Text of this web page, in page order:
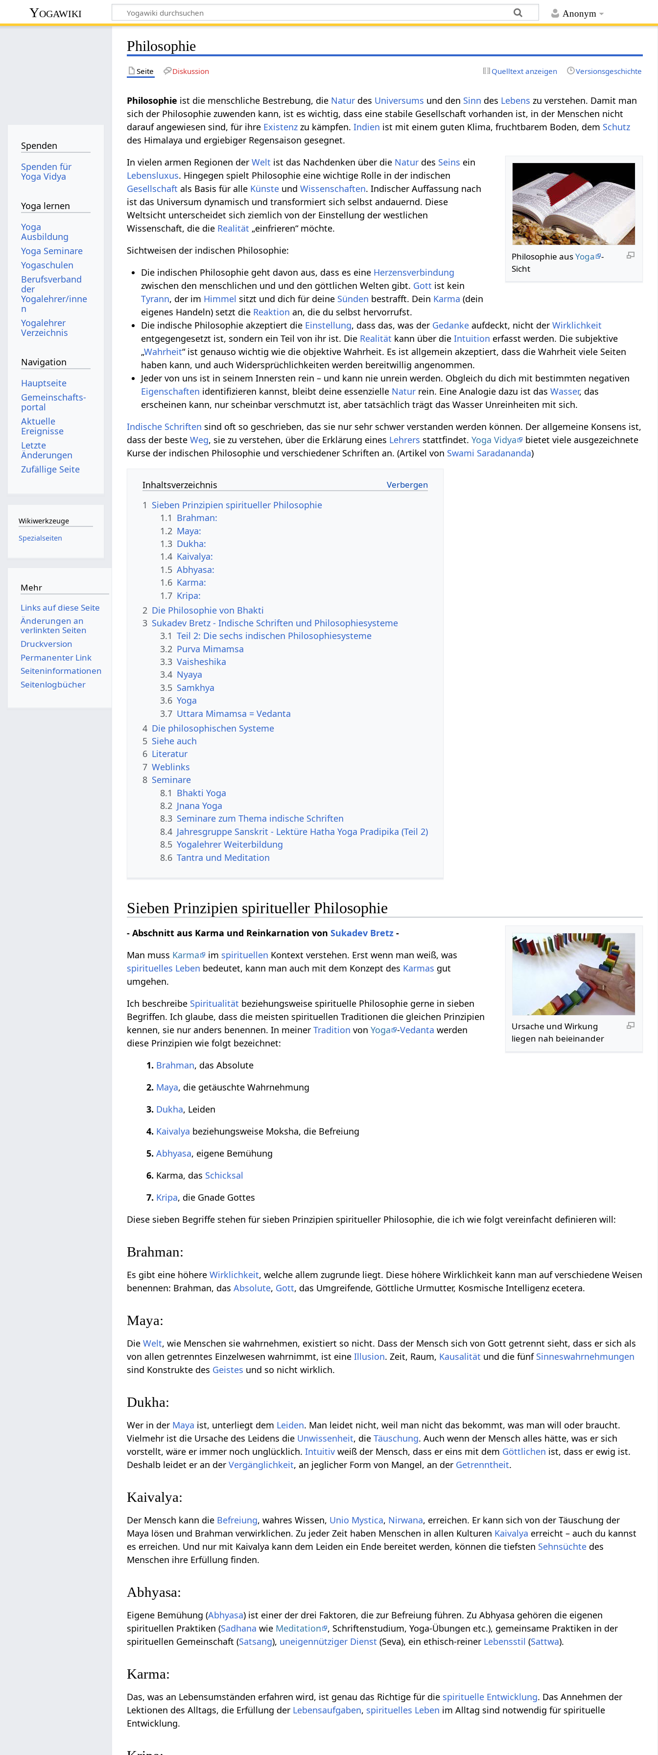
Anonym
Yogawiki
Philosophie
Seite Diskussion Quelltext anzeigen Versionsgeschichte
Philosophie ist die menschliche Bestrebung, die Natur des Universums und den Sinn des Lebens zu verstehen. Damit man
sich der Philosophie zuwenden kann, ist es wichtig, dass eine stabile Gesellschaft vorhanden ist, in der Menschen nicht
darauf angewiesen sind, für ihre Existenz zu kämpfen.Indien ist mit einem guten Klima, fruchtbarem Boden, dem Schutz
des Himalaya und ergiebiger Regensaison gesegnet.
Philosophie ausYoga
-
Sicht
In vielen armen Regionen derWelt ist das Nachdenken über die Natur des Seins ein
Lebensluxus. Hingegen spielt Philosophie eine wichtige Rolle in der indischen
Gesellschaft als Basis für alle Künste undWissenschaften. Indischer Auffassung nach
ist das Universum dynamisch und transformiert sich selbst andauernd. Diese
Weltsicht unterscheidet sich ziemlich von der Einstellung der westlichen
Wissenschaft, die die Realität „einfrieren“ möchte.
Sichtweisen der indischen Philosophie:
Die indischen Philosophie geht davon aus, dass es eine Herzensverbindung
zwischen den menschlichen und und den göttlichen Welten gibt. Gott ist kein
Tyrann, der im Himmel sitzt und dich für deine Sünden bestrafft. Dein Karma (dein
eigenes Handeln) setzt die Reaktion an, die du selbst hervorrufst.
Die indische Philosophie akzeptiert die Einstellung, dass das, was der Gedanke aufdeckt, nicht derWirklichkeit
entgegengesetzt ist, sondern ein Teil von ihr ist. Die Realität kann über dieIntuition erfasst werden. Die subjektive
„Wahrheit“ ist genauso wichtig wie die objektive Wahrheit. Es ist allgemein akzeptiert, dass die Wahrheit viele Seiten
haben kann, und auch Widersprüchlichkeiten werden bereitwillig angenommen.
Jeder von uns ist in seinem Innersten rein – und kann nie unrein werden. Obgleich du dich mit bestimmten negativen
Eigenschaften identifizieren kannst, bleibt deine essenzielle Natur rein. Eine Analogie dazu ist dasWasser, das
erscheinen kann, nur scheinbar verschmutzt ist, aber tatsächlich trägt das Wasser Unreinheiten mit sich.
Indische Schriften sind oft so geschrieben, das sie nur sehr schwer verstanden werden können. Der allgemeine Konsens ist,
dass der besteWeg, sie zu verstehen, über die Erklärung eines Lehrers stattfindet.Yoga Vidya
bietet viele ausgezeichnete
Kurse der indischen Philosophie und verschiedener Schriften an. (Artikel von Swami Saradananda)
Inhaltsverzeichnis
1 Sieben Prinzipien spiritueller Philosophie
1.1 Brahman:
1.2 Maya:
1.3 Dukha:
1.4 Kaivalya:
1.5 Abhyasa:
1.6 Karma:
1.7 Kripa:
2 Die Philosophie von Bhakti
3 Sukadev Bretz - Indische Schriften und Philosophiesysteme
3.1 Teil 2: Die sechs indischen Philosophiesysteme
3.2 Purva Mimamsa
3.3 Vaisheshika
3.4 Nyaya
3.5 Samkhya
3.6 Yoga
3.7 Uttara Mimamsa = Vedanta
4 Die philosophischen Systeme
5 Siehe auch
6 Literatur
7 Weblinks
8 Seminare
8.1 Bhakti Yoga
8.2 Jnana Yoga
8.3 Seminare zum Thema indische Schriften
8.4 Jahresgruppe Sanskrit - Lektüre Hatha Yoga Pradipika (Teil 2)
8.5 Yogalehrer Weiterbildung
8.6 Tantra und Meditation
Sieben Prinzipien spiritueller Philosophie
Ursache und Wirkung
liegen nah beieinander
- Abschnitt aus Karma und Reinkarnation vonSukadev Bretz -
Man muss Karma im spirituellen Kontext verstehen. Erst wenn man weiß, was
spirituelles Leben bedeutet, kann man auch mit dem Konzept des Karmas gut
umgehen.
Ich beschreibe Spiritualität beziehungsweise spirituelle Philosophie gerne in sieben
Begriffen. Ich glaube, dass die meisten spirituellen Traditionen die gleichen Prinzipien
kennen, sie nur anders benennen. In meinerTradition vonYoga -Vedanta werden
diese Prinzipien wie folgt bezeichnet:
1. Brahman, das Absolute
2. Maya, die getäuschte Wahrnehmung
3. Dukha, Leiden
4. Kaivalya beziehungsweise Moksha, die Befreiung
5. Abhyasa, eigene Bemühung
6. Karma, das Schicksal
7. Kripa, die Gnade Gottes
Diese sieben Begriffe stehen für sieben Prinzipien spiritueller Philosophie, die ich wie folgt vereinfacht definieren will:
Brahman:
Es gibt eine höhereWirklichkeit, welche allem zugrunde liegt. Diese höhere Wirklichkeit kann man auf verschiedene Weisen
benennen: Brahman, dasAbsolute, Gott, das Umgreifende, Göttliche Urmutter, Kosmische Intelligenz ecetera.
Maya:
DieWelt, wie Menschen sie wahrnehmen, existiert so nicht. Dass der Mensch sich von Gott getrennt sieht, dass er sich als
von allen getrenntes Einzelwesen wahrnimmt, ist eineIllusion. Zeit, Raum, Kausalität und die fünf Sinneswahrnehmungen
sind Konstrukte des Geistes und so nicht wirklich.
Dukha:
Wer in der Maya ist, unterliegt dem Leiden. Man leidet nicht, weil man nicht das bekommt, was man will oder braucht.
Vielmehr ist die Ursache des Leidens die Unwissenheit, dieTäuschung. Auch wenn der Mensch alles hätte, was er sich
vorstellt, wäre er immer noch unglücklich.Intuitiv weiß der Mensch, dass er eins mit dem Göttlichen ist, dass er ewig ist.
Deshalb leidet er an derVergänglichkeit, an jeglicher Form von Mangel, an der Getrenntheit.
Kaivalya:
Der Mensch kann die Befreiung, wahres Wissen, Unio Mystica, Nirwana, erreichen. Er kann sich von der Täuschung der
Maya lösen und Brahman verwirklichen. Zu jeder Zeit haben Menschen in allen Kulturen Kaivalya erreicht – auch du kannst
es erreichen. Und nur mit Kaivalya kann dem Leiden ein Ende bereitet werden, können die tiefsten Sehnsüchte des
Menschen ihre Erfüllung finden.
Abhyasa:
Eigene Bemühung (Abhyasa) ist einer der drei Faktoren, die zur Befreiung führen. Zu Abhyasa gehören die eigenen
spirituellen Praktiken (Sadhana wie Meditation
, Schriftenstudium, Yoga-Übungen etc.), gemeinsame Praktiken in der
spirituellen Gemeinschaft (Satsang), uneigennütziger Dienst (Seva), ein ethisch-reiner Lebensstil (Sattwa).
Karma:
Das, was an Lebensumständen erfahren wird, ist genau das Richtige für die spirituelle Entwicklung. Das Annehmen der
Lektionen des Alltags, die Erfüllung der Lebensaufgaben, spirituelles Leben im Alltag sind notwendig für spirituelle
Entwicklung.
Spenden
Spenden für
Yoga Vidya
Yoga lernen
Yoga
Ausbildung
Yoga Seminare
Yogaschulen
Berufsverband
der
Yogalehrer/inne
n
Yogalehrer
Verzeichnis
Navigation
Hauptseite
Gemeinschafts­
portal
Aktuelle
Ereignisse
Letzte
Änderungen
Zufällige Seite
Wikiwerkzeuge
Spezialseiten
Mehr
Links auf diese Seite
Änderungen an
verlinkten Seiten
Druckversion
Permanenter Link
Seiten­­informationen
Seitenlogbücher